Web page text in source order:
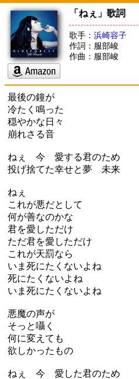
「ねぇ」歌詞
歌手： 浜崎容子
作詞：服部峻
作曲：服部峻
最後の鐘が
冷たく鳴った
穏やかな日々
崩れさる音
ねぇ 今 愛する君のため
投げ捨てた幸せと夢 未来
ねぇ
これが悪だとして
何が善なのかな
君を愛しただけ
ただ君を愛しただけ
これが天罰なら
いま死にたくないよね
死にたくないよね
いま死にたくないよね
悪魔の声が
そっと囁く
何に変えても
欲しかったもの
ねぇ 今 愛した君のため